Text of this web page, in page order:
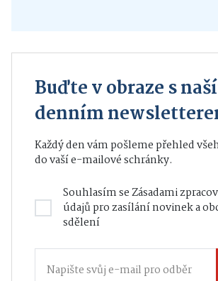
Buďte v obraze s
denním
Každý den vám pošleme přehled
do vaší e-mailové schránky.
Souhlasím seZásadami
údajůpro zasílání novinek a
sdělení